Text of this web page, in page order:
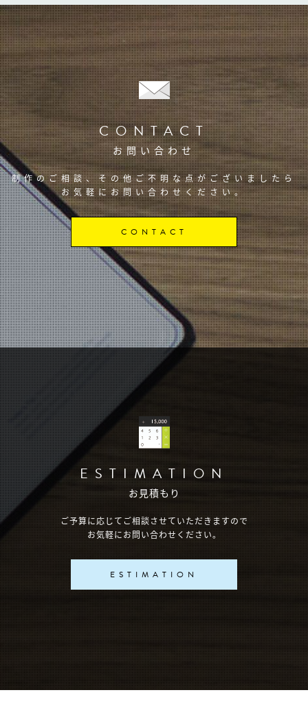
CONTACT
お問い合わせ
制作のご相談、その他ご不明な点がございましたら
お気軽にお問い合わせください。
CONTACT
ESTIMATION
お見積もり
ご予算に応じてご相談させていただきますので
お気軽にお問い合わせください。
ESTIMATION